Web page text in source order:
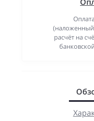
расчёт на